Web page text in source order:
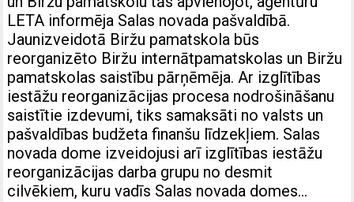
LETA informēja Salas novada pašvaldībā.
Jaunizveidotā Biržu pamatskola būs
reorganizēto Biržu internātpamatskolas un Biržu
pamatskolas saistību pārņēmēja. Ar izglītības
iestāžu reorganizācijas procesa nodrošināšanu
saistītie izdevumi, tiks samaksāti no valsts un
pašvaldības budžeta finanšu līdzekļiem. Salas
novada dome izveidojusi arī izglītības iestāžu
reorganizācijas darba grupu no desmit
cilvēkiem, kuru vadīs Salas novada domes…